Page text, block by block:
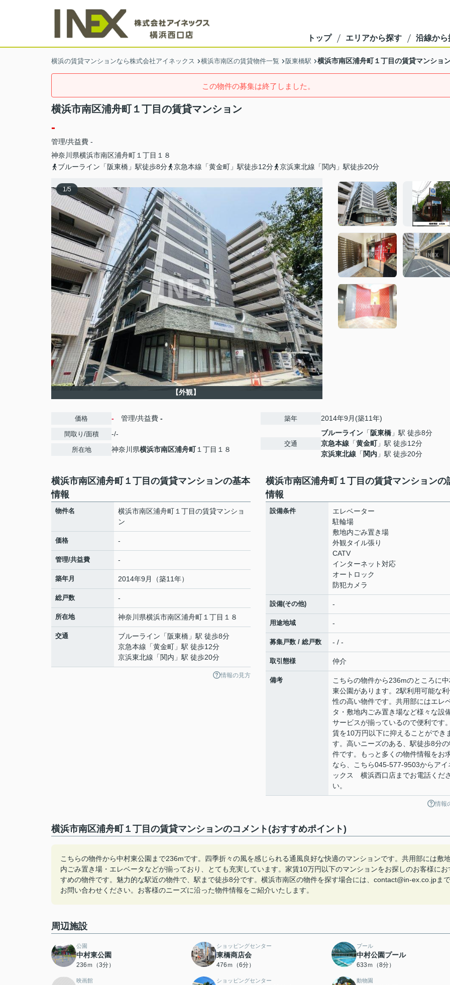
トップ エリアから探す 沿線から
横浜の賃貸マンションなら株式会社アイネックス 横浜市南区の賃貸物件一覧 阪東橋駅 横浜市南区浦舟町１丁目の賃貸マンショ
この物件の募集は終了しました。
横浜市南区浦舟町１丁目の賃貸マンション
-
管理/共益費 -
神奈川県横浜市南区浦舟町 １丁目１８
ブルーライン「阪東橋」駅徒歩8分
京急本線「黄金町」駅徒歩12分 京浜東北線「関内」駅徒歩20分
1/5
【外観】
価格 - 管理/共益費 -
間取り/面積 -/-
所在地 神奈川県横浜市南区浦舟町１丁目１８
築年 2014年9月(築11年)
交通
ブルーライン 「 阪東橋 」駅 徒歩8分
京急本線 「黄金町」駅 徒歩12分
京浜東北線 「 関内 」駅 徒歩20分
横浜市南区浦舟町１丁目の賃貸マンションの基本
情報
物件名
横浜市南区浦舟町１丁目の賃貸マンショ
ン
価格 -
管理/共益費 -
築年月 2014年9月（築11年）
総戸数 -
所在地 神奈川県横浜市南区浦舟町 １丁目１８
交通 ブルーライン 「 阪東橋 」駅 徒歩8分
京急本線 「黄金町 」駅 徒歩12分
京浜東北線 「関内 」駅 徒歩20分
情報の見方
横浜市南区浦舟町１丁目の賃貸マンションの
情報
設備条件
エレベーター
駐輪場
敷地内ごみ置き場
外観タイル張り
CATV
インターネット対応
オートロック
防犯カメラ
設備(その他) -
用途地域 -
募集戸数 / 総戸数 - / -
取引態様 仲介
備考
こちらの物件から236mのところに
東公園があります。2駅利用可能な
性の高い物件です。共用部にはエレ
タ・敷地内ごみ置き場など様々な設
サービスが揃っているので便利です
賃を10万円以下に抑えることができ
す。高いニーズのある、駅徒歩8分
件です。もっと多くの物件情報をお
なら、こちら045-577-9503からアイ
ックス 横浜西口店までお電話くだ
い。
情報
横浜市南区浦舟町１丁目の賃貸マンションのコメント(おすすめポイント)
こちらの物件から中村東公園まで236mです。四季折々の風を感じられる通風良好な快適のマンションです。共用部には敷
内ごみ置き場・エレベータなどが揃っており、とても充実しています。家賃10万円以下のマンションをお探しのお客様にお
すめの物件です。魅力的な駅近の物件で、駅まで徒歩8分です。横浜市南区の物件を探す場合には、contact@in-ex.co.jpまで
お問い合わせください。お客様のニーズに沿った物件情報をご紹介いたします。
周辺施設
公園
中村東公園
236ｍ（3分）
ショッピングセンター
東橋商店会
476ｍ（6分）
プール
中村公園プール
633ｍ（8分）
映画館 ショッピングセンター 動物園